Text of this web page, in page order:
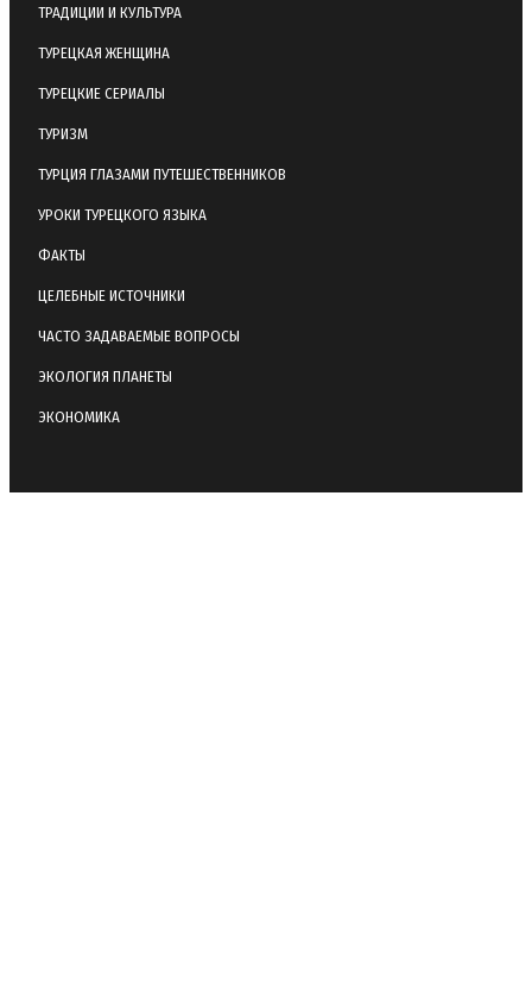
ТРАДИЦИИ И КУЛЬТУРА
ТУРЕЦКАЯ ЖЕНЩИНА
ТУРЕЦКИЕ СЕРИАЛЫ
ТУРИЗМ
ТУРЦИЯ ГЛАЗАМИ ПУТЕШЕСТВЕННИКОВ
УРОКИ ТУРЕЦКОГО ЯЗЫКА
ФАКТЫ
ЦЕЛЕБНЫЕ ИСТОЧНИКИ
ЧАСТО ЗАДАВАЕМЫЕ ВОПРОСЫ
ЭКОЛОГИЯ ПЛАНЕТЫ
ЭКОНОМИКА